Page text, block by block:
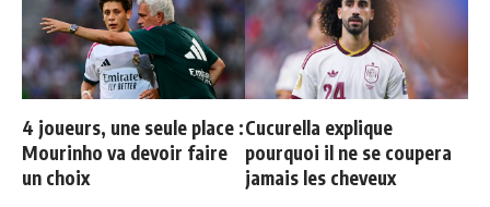
4 joueurs, une seule place :
Mourinho va devoir faire
un choix
Cucurella explique
pourquoi il ne se coupera
jamais les cheveux